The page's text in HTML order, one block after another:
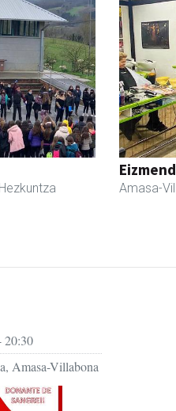
Amasa-
20:30
Amasa-Villabona